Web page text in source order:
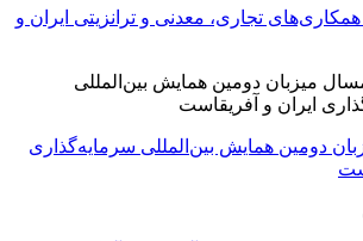
همکاری‌های تجاری، معدنی و ترانزیتی ایران و
دومین همایش بین‌المللی سرمایه‌گذاری